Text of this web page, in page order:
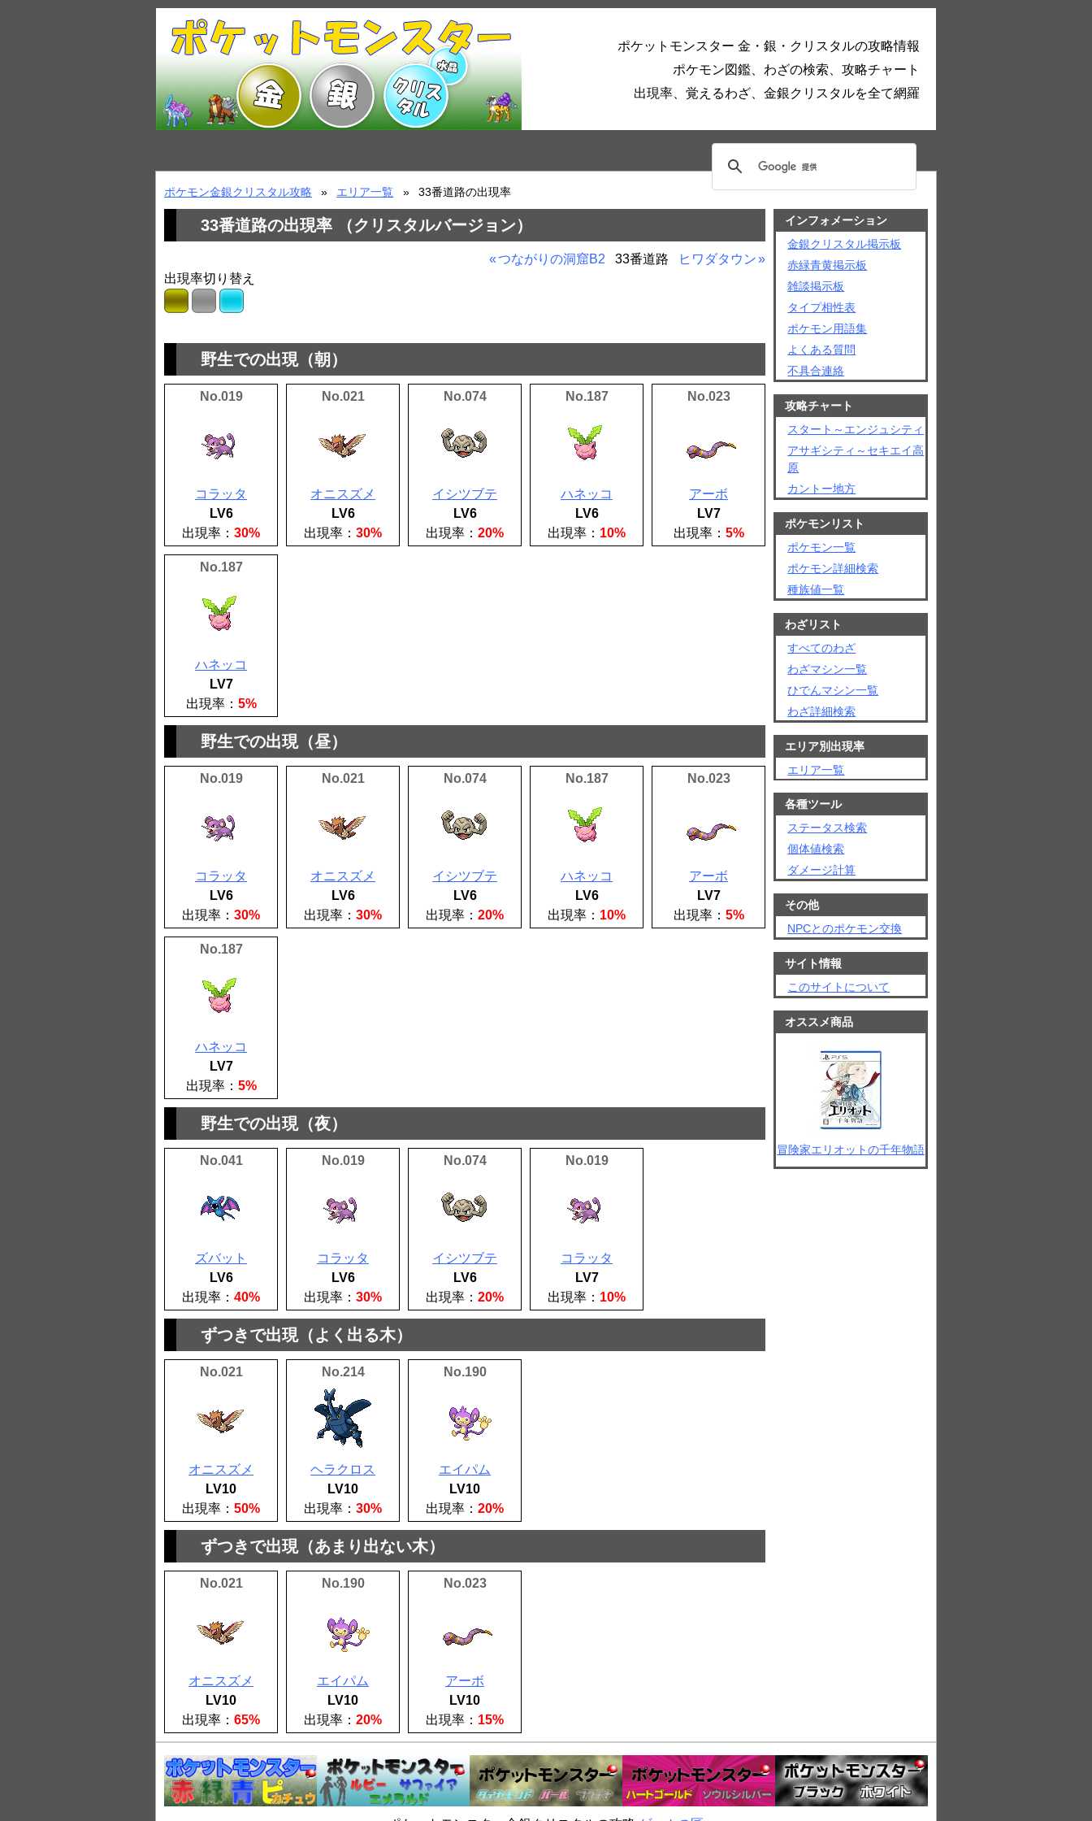
ポケットモンスター 金・銀・クリスタルの攻略情報
ポケモン図鑑、わざの検索、攻略チャート
出現率、覚えるわざ、金銀クリスタルを全て網羅
ポケモン金銀クリスタル攻略 エリア一覧 33番道路の出現率
33番道路の出現率 （クリスタルバージョン）
つながりの洞窟B2 33番道路
ヒワダタウン
出現率切り替え
野生での出現（朝）
No.019
コラッタ
LV6
出現率： 30%
No.021
オニスズメ
LV6
出現率： 30%
No.074
イシツブテ
LV6
出現率： 20%
No.187
ハネッコ
LV6
出現率： 10%
No.023
アーボ
LV7
出現率： 5%
No.187
ハネッコ
LV7
出現率： 5%
野生での出現（昼）
No.019
コラッタ
LV6
出現率： 30%
No.021
オニスズメ
LV6
出現率： 30%
No.074
イシツブテ
LV6
出現率： 20%
No.187
ハネッコ
LV6
出現率： 10%
No.023
アーボ
LV7
出現率： 5%
No.187
ハネッコ
LV7
出現率： 5%
野生での出現（夜）
No.041
ズバット
LV6
出現率： 40%
No.019
コラッタ
LV6
出現率： 30%
No.074
イシツブテ
LV6
出現率： 20%
No.019
コラッタ
LV7
出現率： 10%
ずつきで出現（よく出る木）
No.021
オニスズメ
LV10
出現率： 50%
No.214
ヘラクロス
LV10
出現率： 30%
No.190
エイパム
LV10
出現率： 20%
ずつきで出現（あまり出ない木）
No.021
オニスズメ
LV10
出現率： 65%
No.190
エイパム
LV10
出現率： 20%
No.023
アーボ
LV10
出現率： 15%
インフォメーション
金銀クリスタル掲示板
赤緑青黄掲示板
雑談掲示板
タイプ相性表
ポケモン用語集
よくある質問
不具合連絡
攻略チャート
スタート～エンジュシティ
アサギシティ～セキエイ高
原
カントー地方
ポケモンリスト
ポケモン一覧
ポケモン詳細検索
種族値一覧
わざリスト
すべてのわざ
わざマシン一覧
ひでんマシン一覧
わざ詳細検索
エリア別出現率
エリア一覧
各種ツール
ステータス検索
個体値検索
ダメージ計算
その他
NPCとのポケモン交換
サイト情報
このサイトについて
オススメ商品
冒険家エリオットの千年物語